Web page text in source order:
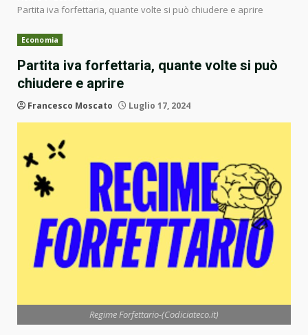
Partita iva forfettaria, quante volte si può chiudere e aprire
Economia
Partita iva forfettaria, quante volte si può
chiudere e aprire
Francesco Moscato Luglio 17, 2024
Regime Forfettario-(Codiciateco.it)